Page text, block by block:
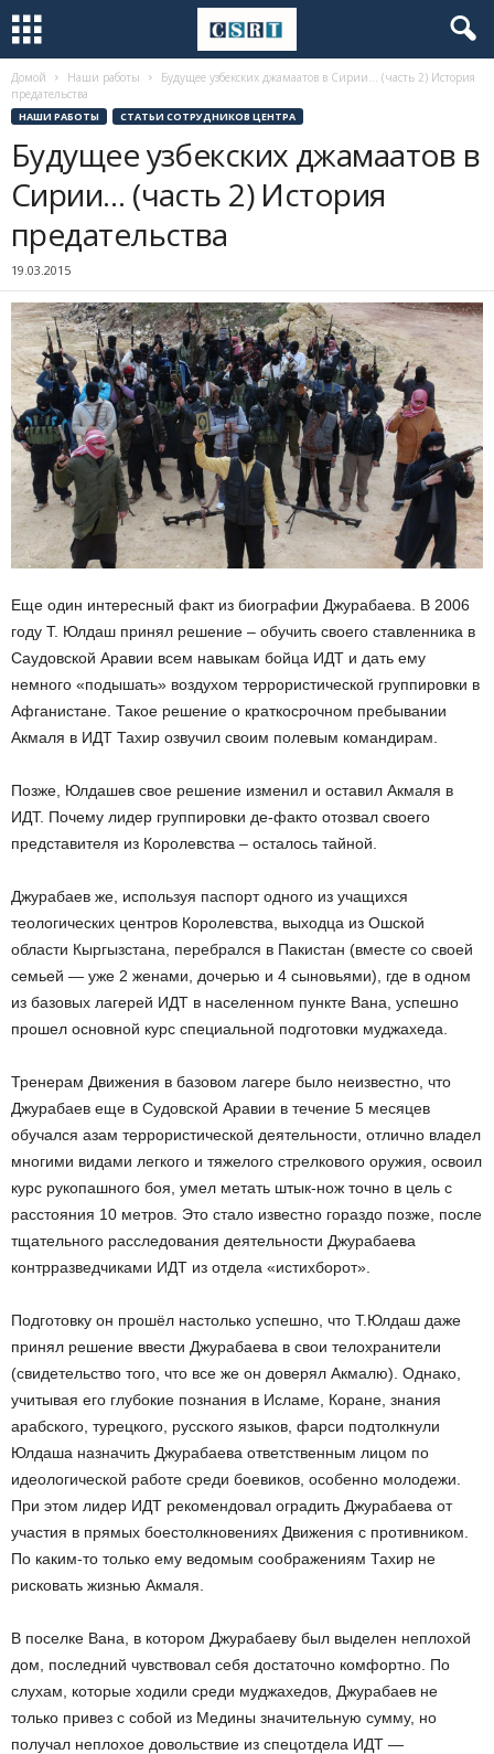
Домой Наши работы
Будущее узбекских джамаатов в Сирии… (часть 2) История
предательства
НАШИ РАБОТЫ СТАТЬИ СОТРУДНИКОВ ЦЕНТРА
Будущее узбекских джамаатов в
Сирии… (часть 2) История
предательства
19.03.2015
Еще один интересный факт из биографии Джурабаева. В 2006
году Т. Юлдаш принял решение – обучить своего ставленника в
Саудовской Аравии всем навыкам бойца ИДТ и дать ему
немного «подышать» воздухом террористической группировки в
Афганистане. Такое решение о краткосрочном пребывании
Акмаля в ИДТ Тахир озвучил своим полевым командирам.
Позже, Юлдашев свое решение изменил и оставил Акмаля в
ИДТ. Почему лидер группировки де-факто отозвал своего
представителя из Королевства – осталось тайной.
Джурабаев же, используя паспорт одного из учащихся
теологических центров Королевства, выходца из Ошской
области Кыргызстана, перебрался в Пакистан (вместе со своей
семьей — уже 2 женами, дочерью и 4 сыновьями), где в одном
из базовых лагерей ИДТ в населенном пункте Вана, успешно
прошел основной курс специальной подготовки муджахеда.
Тренерам Движения в базовом лагере было неизвестно, что
Джурабаев еще в Судовской Аравии в течение 5 месяцев
обучался азам террористической деятельности, отлично владел
многими видами легкого и тяжелого стрелкового оружия, освоил
курс рукопашного боя, умел метать штык-нож точно в цель с
расстояния 10 метров. Это стало известно гораздо позже, после
тщательного расследования деятельности Джурабаева
контрразведчиками ИДТ из отдела «истихборот».
Подготовку он прошёл настолько успешно, что Т.Юлдаш даже
принял решение ввести Джурабаева в свои телохранители
(свидетельство того, что все же он доверял Акмалю). Однако,
учитывая его глубокие познания в Исламе, Коране, знания
арабского, турецкого, русского языков, фарси подтолкнули
Юлдаша назначить Джурабаева ответственным лицом по
идеологической работе среди боевиков, особенно молодежи.
При этом лидер ИДТ рекомендовал оградить Джурабаева от
участия в прямых боестолкновениях Движения с противником.
По каким-то только ему ведомым соображениям Тахир не
рисковать жизнью Акмаля.
В поселке Вана, в котором Джурабаеву был выделен неплохой
дом, последний чувствовал себя достаточно комфортно. По
слухам, которые ходили среди муджахедов, Джурабаев не
только привез с собой из Медины значительную сумму, но
получал неплохое довольствие из спецотдела ИДТ —